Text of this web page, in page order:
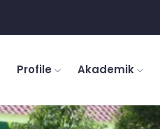
Profile Akademik